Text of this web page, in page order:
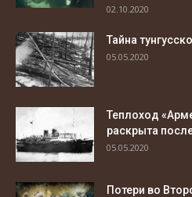
02.10.2020
Тайна
05.05.2020
Теплоход
раскрыта
05.05.2020
Потери во